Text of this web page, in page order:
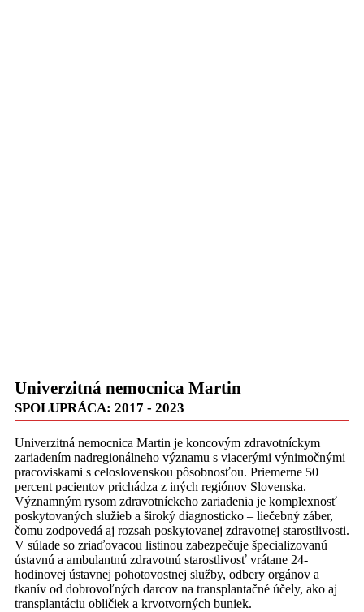
Univerzitná nemocnica Martin
SPOLUPRÁCA: 2017 - 2023
Univerzitná nemocnica Martin je koncovým zdravotníckym
zariadením nadregionálneho významu s viacerými výnimočnými
pracoviskami s celoslovenskou pôsobnosťou. Priemerne 50
percent pacientov prichádza z iných regiónov Slovenska.
Významným rysom zdravotníckeho zariadenia je komplexnosť
poskytovaných služieb a široký diagnosticko – liečebný záber,
čomu zodpovedá aj rozsah poskytovanej zdravotnej starostlivosti.
V súlade so zriaďovacou listinou zabezpečuje špecializovanú
ústavnú a ambulantnú zdravotnú starostlivosť vrátane 24-
hodinovej ústavnej pohotovostnej služby, odbery orgánov a
tkanív od dobrovoľných darcov na transplantačné účely, ako aj
transplantáciu obličiek a krvotvorných buniek.